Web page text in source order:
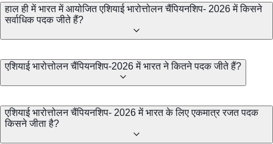
हाल ही में भारत में आयोजित एशियाई भारोत्तोलन चैंपियनशिप- 2026 में किसने
सर्वाधिक पदक जीते हैं?
एशियाई भारोत्तोलन चैंपियनशिप-2026 में भारत ने कितने पदक जीते हैं?
एशियाई भारोत्तोलन चैंपियनशिप- 2026 में भारत के लिए एकमात्र रजत पदक
किसने जीता है?